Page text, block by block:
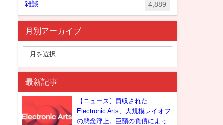
雑談 4,889
月別アーカイブ
最新記事
【ニュース】買収された
Electronic Arts、大規模レイオフ
の懸念浮上。巨額の負債によっ